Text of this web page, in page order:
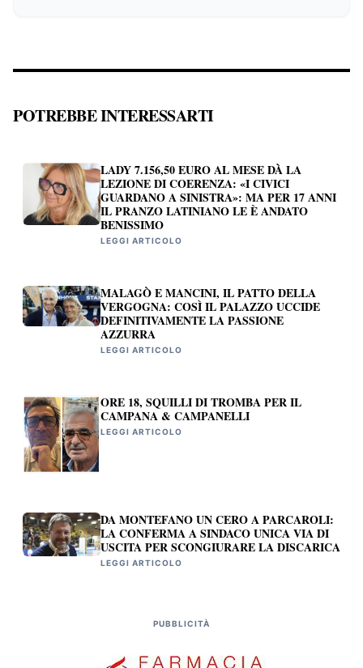
POTREBBE INTERESSARTI
LADY 7.156,50 EURO AL MESE DÀ LA
LEZIONE DI COERENZA: «I CIVICI
GUARDANO A SINISTRA»: MA PER 17 ANNI
IL PRANZO LATINIANO LE È ANDATO
BENISSIMO
LEGGI ARTICOLO
MALAGÒ E MANCINI, IL PATTO DELLA
VERGOGNA: COSÌ IL PALAZZO UCCIDE
DEFINITIVAMENTE LA PASSIONE
AZZURRA
LEGGI ARTICOLO
ORE 18, SQUILLI DI TROMBA PER IL
CAMPANA & CAMPANELLI
LEGGI ARTICOLO
DA MONTEFANO UN CERO A PARCAROLI:
LA CONFERMA A SINDACO UNICA VIA DI
USCITA PER SCONGIURARE LA DISCARICA
LEGGI ARTICOLO
PUBBLICITÀ